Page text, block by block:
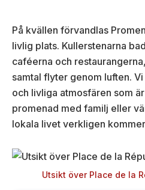
På kvällen förvandlas
livlig plats. Kullerstenarna
caféerna och
samtal flyter genom luften.
och livliga atmosfären som
promenad med familj eller
lokala livet verkligen
Utsikt över Place de la